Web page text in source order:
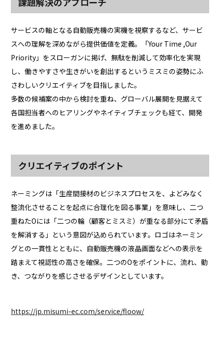
サービスの軸となる自動販売機の実機を視察するなど、サービ
スへの理解を深めながら提供価値を定義。「Your Time ,Our
Priority」をスローガンに掲げ、無駄を削減して効率化を実現
し、働きやすさや生きがいを創出するというミスミの姿勢にふ
さわしいクリエイティブを目指しました。
多数の候補案の中から検討を重ね、グローバル展開を見据えて
各国担当者へのヒアリングやネイティブチェックも経て、開発
を進めました。
クリエイティブのポイント
ネーミングは「生産間接材のビジネスプロセスを、よどみなく
整流化させることを起点に合理化を図る事業」を意味し、二つ
重ねたOには「二つの輪（顧客とミスミ）が重なる部分にて矛盾
を解消する」という意図が込められています。ロゴはネーミン
グとの一貫性とともに、自動販売機の液晶画面などへの表示を
踏まえて視認性の高さを確保。二つのOをポイントに、流れ、動
き、つながりを感じさせるデザインとしています。
https://jp.misumi-ec.com/service/floow/